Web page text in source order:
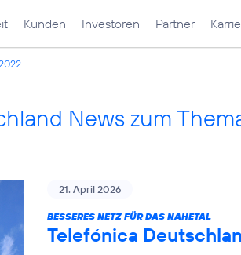
Kunden Investoren Partner
News zum
21. April 2026
BESSERES NETZ FÜR DAS NAHETAL
Telefónica